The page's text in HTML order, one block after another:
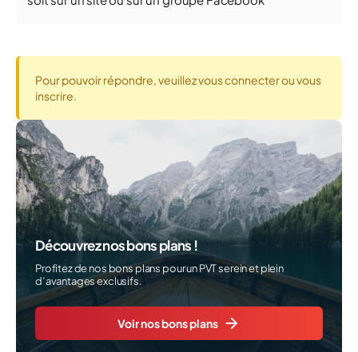
Pour pouvoir répondre, veuillez vous connecter ou vous
inscrire.
Découvrez nos bons plans !
Profitez de nos bons plans pour un PVT serein et plein
d’avantages exclusifs.
Voir nos bons plans